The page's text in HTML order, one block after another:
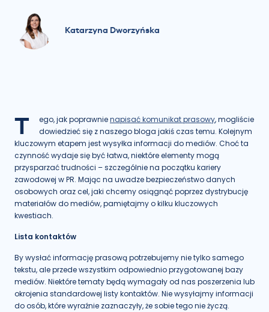
Katarzyna Dworzyńska
T ego, jak poprawnienapisać komunikat prasowy, mogliście
dowiedzieć się z naszego bloga jakiś czas temu. Kolejnym
kluczowym etapem jest wysyłka informacji do mediów. Choć ta
czynność wydaje się być łatwa, niektóre elementy mogą
przysparzać trudności – szczególnie na początku kariery
zawodowej w PR. Mając na uwadze bezpieczeństwo danych
osobowych oraz cel, jaki chcemy osiągnąć poprzez dystrybucję
materiałów do mediów, pamiętajmy o kilku kluczowych
kwestiach.
Lista kontaktów
By wysłać informację prasową potrzebujemy nie tylko samego
tekstu, ale przede wszystkim odpowiednio przygotowanej bazy
mediów. Niektóre tematy będą wymagały od nas poszerzenia lub
okrojenia standardowej listy kontaktów. Nie wysyłajmy informacji
do osób, które wyraźnie zaznaczyły, że sobie tego nie życzą.